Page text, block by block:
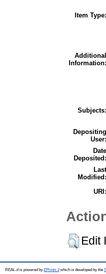
Item Type:
Additional
Information:
Subjects:
Depositing
User:
Date
Deposited:
Last
Modified:
URI:
Edit
REAL-d is powered by EPrints 3which is developed by the